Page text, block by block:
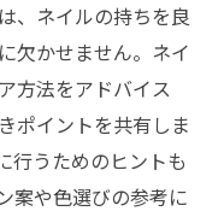
、ネイルの持ちを良
欠かせません。ネイ
方法をアドバイス
ポイントを共有しま
行うためのヒントも
案や色選びの参考に